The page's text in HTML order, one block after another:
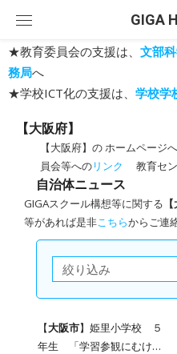
content
GIGA
★教育委員会の支援は、 文部
務局へ
★学校ICT化の支援は、 学校学
【大阪府】
【大阪府】の ホームページ
員会等へのリンク 教育セン
自治体ニュース
GIGAスクール構想等に関する
等があれば是非こちらからご連
【大阪市】姫里小学校 ５
年生 「学習参観にむけ